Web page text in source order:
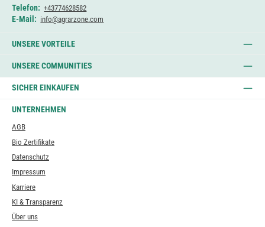
Telefon: +43774628582
E-Mail: info@agrarzone.com
UNSERE VORTEILE
UNSERE COMMUNITIES
SICHER EINKAUFEN
UNTERNEHMEN
AGB
Bio Zertifikate
Datenschutz
Impressum
Karriere
KI & Transparenz
Über uns